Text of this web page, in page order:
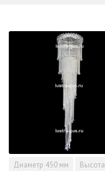
Диаметр 450 мм Высота